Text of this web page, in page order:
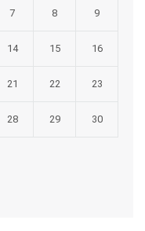
7 8 9
14 15 16
21 22 23
28 29 30